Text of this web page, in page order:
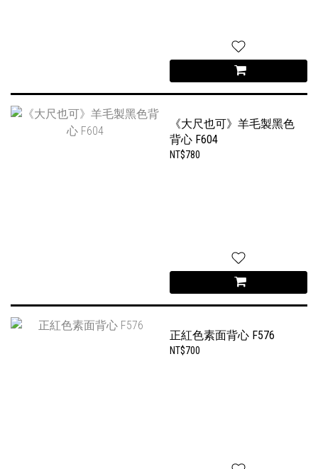
《大尺也可》羊毛製黑色
背心 F604
NT$780
正紅色素面背心 F576
NT$700